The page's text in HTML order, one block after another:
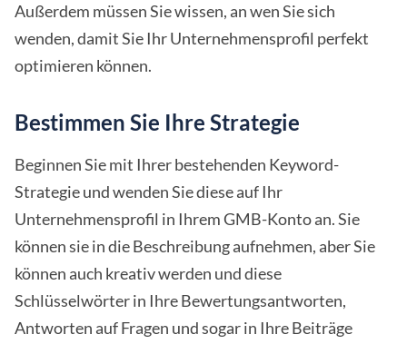
Außerdem müssen Sie wissen, an wen Sie sich
wenden, damit Sie Ihr Unternehmensprofil perfekt
optimieren können.
Bestimmen Sie Ihre Strategie
Beginnen Sie mit Ihrer bestehenden Keyword-
Strategie und wenden Sie diese auf Ihr
Unternehmensprofil in Ihrem GMB-Konto an. Sie
können sie in die Beschreibung aufnehmen, aber Sie
können auch kreativ werden und diese
Schlüsselwörter in Ihre Bewertungsantworten,
Antworten auf Fragen und sogar in Ihre Beiträge